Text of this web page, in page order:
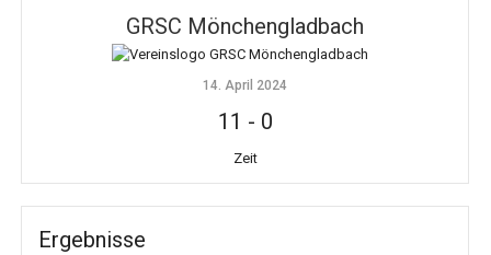
GRSC Mönchengladbach
14. April 2024
11 - 0
Zeit
Ergebnisse